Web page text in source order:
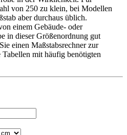
von 250 zu klein, bei Modellen
aber durchaus üblich.
einem Gebäude- oder
in dieser Größenordnung gut
einen Maßstabsrechner zur
mit häufig benötigten